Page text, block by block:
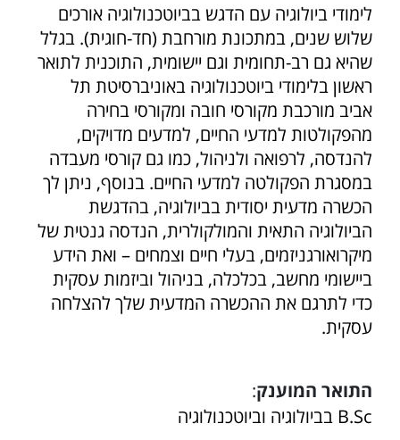
לימודי ביולוגיה עם הדגש בביוטכנולוגיה אורכים
שלוש שנים, במתכונת מורחבת (חד-חוגית). בגלל
שהיא גם רב-תחומית וגם יישומית, התוכנית לתואר
ראשון בלימודי ביוטכנולוגיה באוניברסיטת תל
אביב מורכבת מקורסי חובה ומקורסי בחירה
מהפקולטות למדעי החיים, למדעים מדויקים,
להנדסה, לרפואה ולניהול, כמו גם קורסי מעבדה
במסגרת הפקולטה למדעי החיים. בנוסף, ניתן לך
הכשרה מדעית יסודית בביולוגיה, בהדגשת
הביולוגיה התאית והמולקולרית, הנדסה גנטית של
מיקרואורגניזמים, בעלי חיים וצמחים – ואת הידע
ביישומי מחשב, בכלכלה, בניהול וביזמות עסקית
כדי לתרגם את ההכשרה המדעית שלך להצלחה
עסקית.
התואר המוענק:
B.Sc בביולוגיה וביוטכנולוגיה